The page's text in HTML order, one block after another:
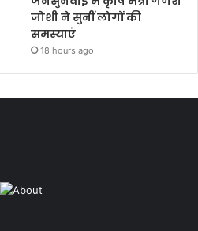
जोशी ने सुनीं लोगों की
समस्याएं
18 hours ago